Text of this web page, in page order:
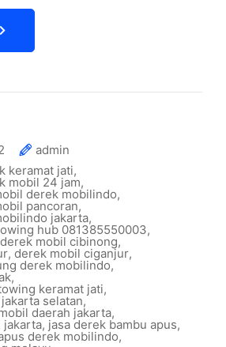
admin
keramat jati,
mobil 24 jam,
derek mobilindo,
pancoran,
jakarta,
hub 081385550003,
derek mobil cibinong,
, derek mobil ciganjur,
derek mobilindo,
,
keramat jati,
selatan,
daerah jakarta,
jakarta, jasa derek bambu apus,
derek mobilindo,